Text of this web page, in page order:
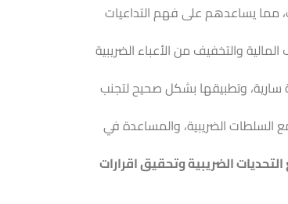
مما يساعدهم على فهم التداعيات
والتخفيف من الأعباء الضريبية
سارية، وتطبيقها بشكل صحيح لتجنب
السلطات الضريبية، والمساعدة في
الضريبية وتحقيق اقرارات